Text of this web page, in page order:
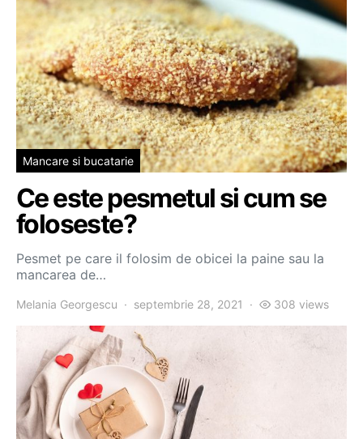
Mancare si bucatarie
Ce este pesmetul si cum se
foloseste?
Pesmet pe care il folosim de obicei la paine sau la
mancarea de…
Melania Georgescu septembrie 28, 2021 308 views